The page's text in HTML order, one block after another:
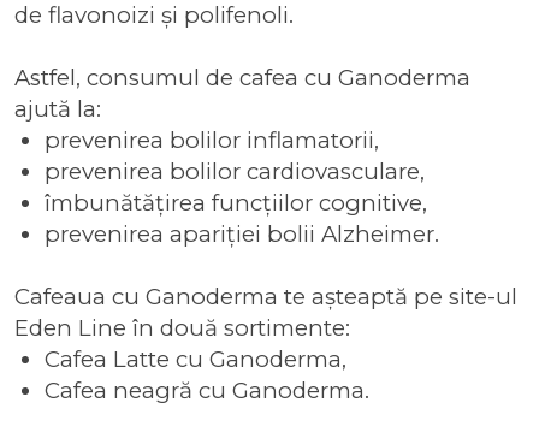
de flavonoizi și polifenoli.
Astfel, consumul de cafea cu Ganoderma
ajută la:
prevenirea bolilor inflamatorii,
prevenirea bolilor cardiovasculare,
îmbunătățirea funcțiilor cognitive,
prevenirea apariției bolii Alzheimer.
Cafeaua cu Ganoderma te așteaptă pe site-ul
Eden Line în două sortimente:
Cafea Latte cu Ganoderma,
Cafea neagră cu Ganoderma.